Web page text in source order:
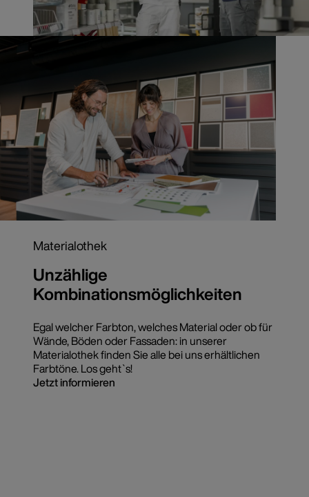
Materialothek
Unzählige
Kombinationsmöglichkeiten
Egal welcher Farbton, welches Material oder ob für
Wände, Böden oder Fassaden: in unserer
Materialothek finden Sie alle bei uns erhältlichen
Farbtöne. Los geht`s!
Jetzt informieren